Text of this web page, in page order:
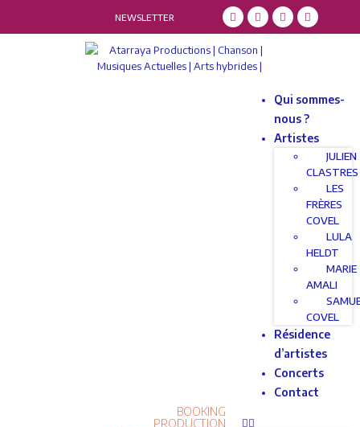
NEWSLETTER
BOOKING
PRODUCTION
Qui sommes-
nous ?
Artistes
JULIEN
CLASTRES
LES
FRÈRES
COVEL
LULA
HELDT
MARIE
AMALI
COVEL
Résidence
d’artistes
Concerts
Contact